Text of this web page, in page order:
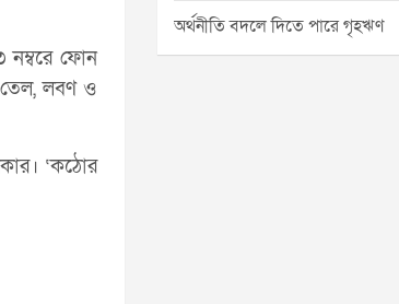
নম্বরে ফোন
তেল, লবণ ও
‘কঠোর
অর্থনীতি বদলে দিতে পারে গৃহঋণ